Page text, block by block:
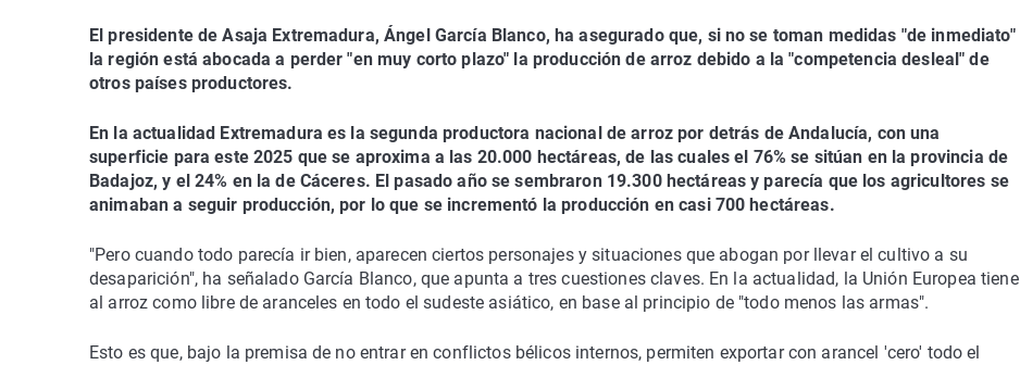
El presidente de Asaja Extremadura, Ángel García Blanco, ha asegurado que, si no se toman medidas "de inmediato"
la región está abocada a perder "en muy corto plazo" la producción de arroz debido a la "competencia desleal" de
otros países productores.
En la actualidad Extremadura es la segunda productora nacional de arroz por detrás de Andalucía, con una
superficie para este 2025 que se aproxima a las 20.000 hectáreas, de las cuales el 76% se sitúan en la provincia de
Badajoz, y el 24% en la de Cáceres. El pasado año se sembraron 19.300 hectáreas y parecía que los agricultores se
animaban a seguir producción, por lo que se incrementó la producción en casi 700 hectáreas.
"Pero cuando todo parecía ir bien, aparecen ciertos personajes y situaciones que abogan por llevar el cultivo a su
desaparición", ha señalado García Blanco, que apunta a tres cuestiones claves. En la actualidad, la Unión Europea tiene
al arroz como libre de aranceles en todo el sudeste asiático, en base al principio de "todo menos las armas".
Esto es que, bajo la premisa de no entrar en conflictos bélicos internos, permiten exportar con arancel 'cero' todo el